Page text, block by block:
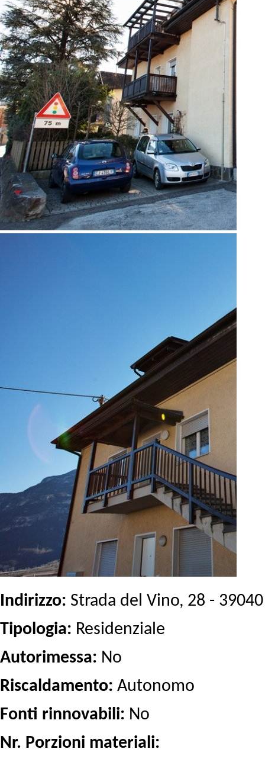
Indirizzo: Strada del Vino, 28 -
Tipologia: Residenziale
Autorimessa: No
Riscaldamento: Autonomo
Fonti rinnovabili: No
Nr. Porzioni materiali: